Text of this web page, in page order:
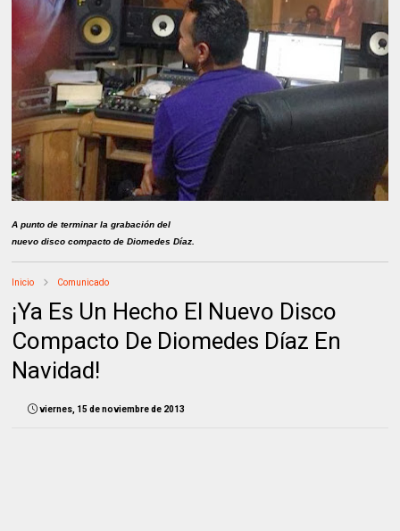
A punto de terminar la grabación del
nuevo disco compacto de Diomedes Díaz.
Inicio Comunicado
¡Ya Es Un Hecho El Nuevo Disco
Compacto De Diomedes Díaz En
Navidad!
viernes, 15 de noviembre de 2013